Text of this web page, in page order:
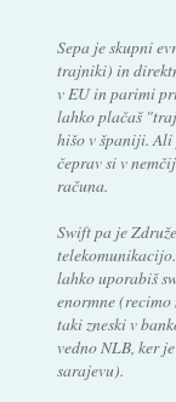
Sepa je skupni
trajniki) in
v EU in parimi
lahko plačaš
hišo v španiji.
čeprav si v
računa.
Swift pa je
lahko uporabiš
enormne
taki zneski v
vedno NLB, ker
sarajevu).